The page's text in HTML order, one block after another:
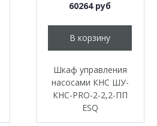
60264 руб
В корзину
Шкаф управления
насосами КНС ШУ-
КНС-PRO-2-2,2-ПП
ESQ